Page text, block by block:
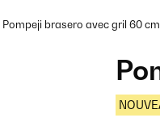
Pompeji brasero avec gril 60 cm